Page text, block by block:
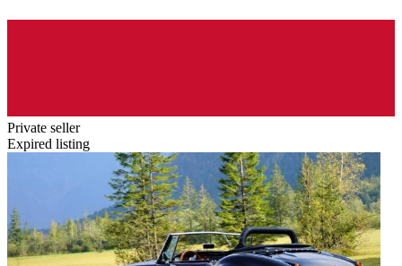
Private seller
Expired listing